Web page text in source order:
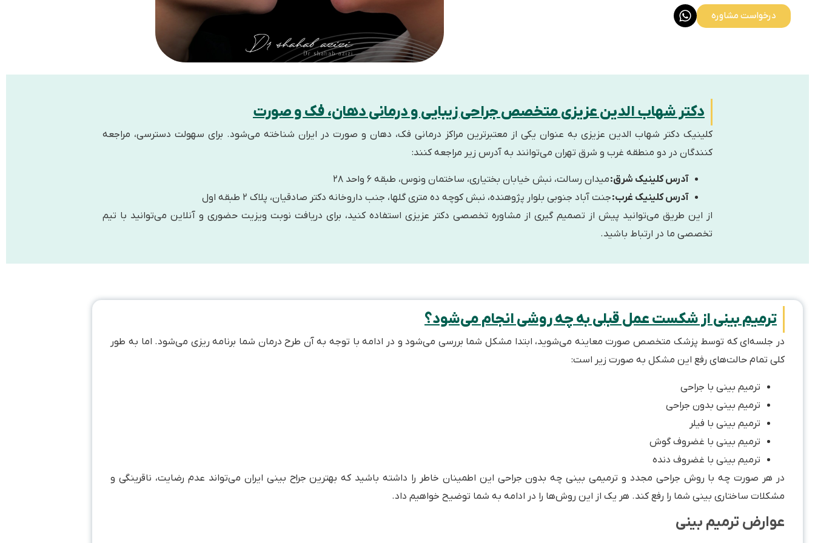
درخواست مشاوره
دکتر شهاب الدین عزیزی متخصص جراحی زیبایی و درمانی دهان، فک و صورت
کلینیک دکتر شهاب الدین عزیزی به عنوان یکی از معتبرترین مراکز درمانی فک، دهان و صورت در ایران شناخته می‌شود. برای سهولت دسترسی، مراجعه
کنندگان در دو منطقه غرب و شرق تهران می‌توانند به آدرس زیر مراجعه کنند:
آدرس کلینیک شرق:میدان رسالت، نبش خیابان بختیاری‌، ساختمان ونوس، طبقه ۶ واحد ۲۸
آدرس کلینیک غرب:جنت آباد جنوبی بلوار پژوهنده، نبش کوچه ده متری گلها، جنب داروخانه دکتر صادقیان، پلاک ۲ طبقه اول
از این طریق می‌توانید پیش از تصمیم گیری از مشاوره تخصصی دکتر عزیزی استفاده کنید، برای دریافت نوبت ویزیت حضوری و آنلاین می‌توانید با تیم
تخصصی ما در ارتباط باشید.
ترمیم بینی از شکست عمل قبلی به چه روشی انجام می‌شود؟
در جلسه‌ای که توسط پزشک متخصص صورت معاینه می‌شوید، ابتدا مشکل شما بررسی می‌شود و در ادامه با توجه به آن طرح درمان شما برنامه ریزی می‌شود. اما به طور
کلی تمام حالت‌های رفع این مشکل به صورت زیر است:
ترمیم بینی با جراحی
ترمیم بینی بدون جراحی
ترمیم بینی با فیلر
ترمیم بینی با غضروف گوش
ترمیم بینی با غضروف دنده
در هر صورت چه با روش جراحی مجدد و ترمیمی بینی چه بدون جراحی این اطمینان خاطر را داشته باشید که بهترین جراح بینی ایران می‌تواند عدم رضایت، ناقرینگی و
مشکلات ساختاری بینی شما را رفع کند. هر یک از این روش‌ها را در ادامه به شما توضیح خواهیم داد.
عوارض ترمیم بینی